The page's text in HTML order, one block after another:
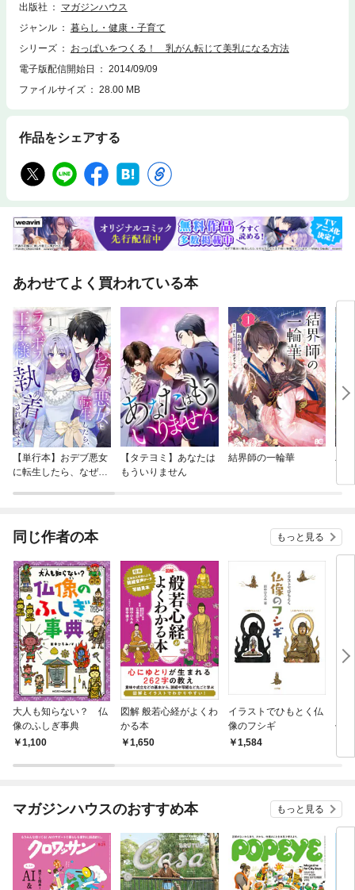
出版社
マガジンハウス
ジャンル
暮らし・健康・子育て
シリーズ
おっぱいをつくる！ 乳がん転じて美乳になる方法
電子版配信開始日
2014/09/09
ファイルサイズ
28.00 MB
作品をシェアする
あわせてよく買われている本
【単行本】おデブ悪女
に転生したら、なぜか
【タテヨミ】あなたは
もういりません
結界師の一輪華
バ
今
同じ作者の本 もっと見る
大人も知らない？ 仏
像のふしぎ事典
1,100
図解 般若心経がよくわ
かる本
1,650
イラストでひもとく仏
像のフシギ
1,584
仏像
マガジンハウスのおすすめ本